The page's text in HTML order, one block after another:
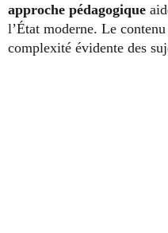
approche pédagogique
l’État moderne. Le
complexité évidente des